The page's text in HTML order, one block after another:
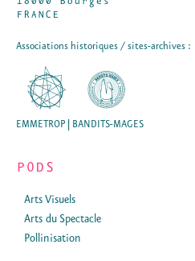
18000 Bourges
FRANCE
Associations historiques / sites-archives :
EMMETROP | BANDITS-MAGES
PODS
Arts Visuels
Arts du Spectacle
Pollinisation